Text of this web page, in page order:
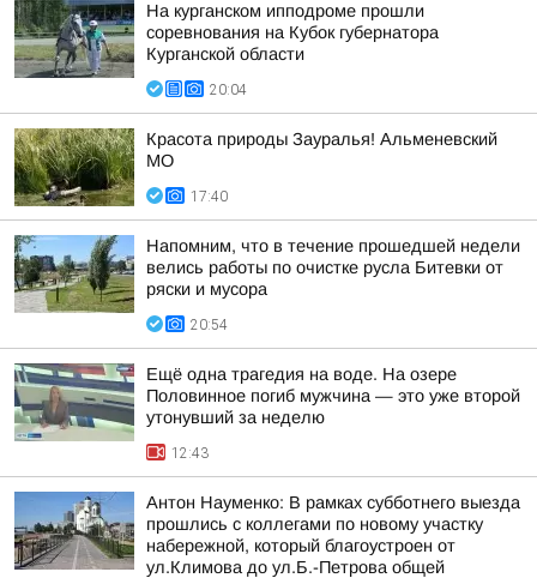
На курганском ипподроме прошли
соревнования на Кубок губернатора
Курганской области
20:04
Красота природы Зауралья! Альменевский
МО
17:40
Напомним, что в течение прошедшей недели
велись работы по очистке русла Битевки от
ряски и мусора
20:54
Ещё одна трагедия на воде. На озере
Половинное погиб мужчина — это уже второй
утонувший за неделю
12:43
Антон Науменко: В рамках субботнего выезда
прошлись с коллегами по новому участку
набережной, который благоустроен от
ул.Климова до ул.Б.-Петрова общей